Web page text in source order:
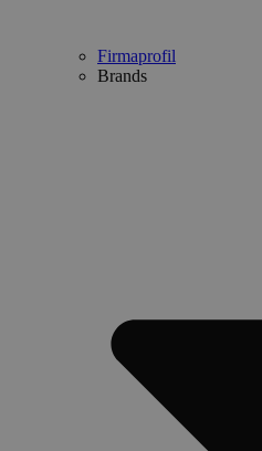
Firmaprofil
Brands